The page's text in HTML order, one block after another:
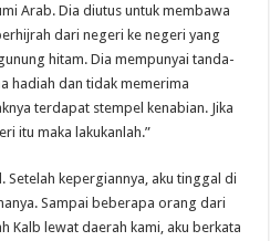
Arab. Dia diutus untuk membawa
dari negeri ke negeri yang
hitam. Dia mempunyai tanda-
hadiah dan tidak memerima
terdapat stempel kenabian. Jika
itu maka lakukanlah.”
Setelah kepergiannya, aku tinggal di
Sampai beberapa orang dari
Kalb lewat daerah kami, aku berkata